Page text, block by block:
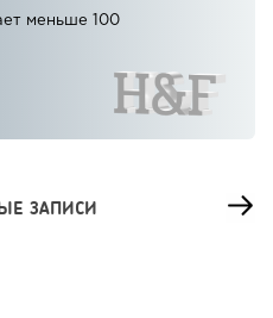
меньше 100
ЗАПИСИ